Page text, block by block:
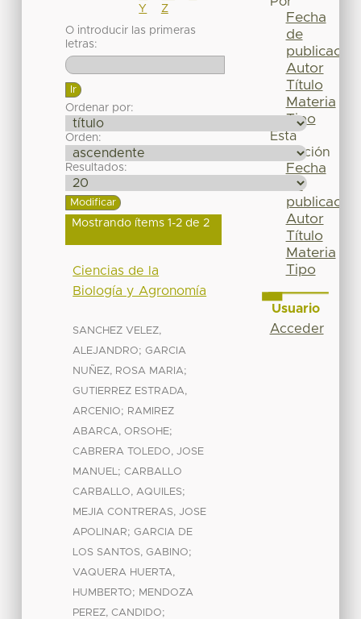
Y
Z
O introducir las primeras
letras:
Ordenar por:
Orden:
Resultados:
Mostrando ítems 1-2 de 2
Ciencias de la
Biología y Agronomía
SANCHEZ VELEZ,
ALEJANDRO;GARCIA
NUÑEZ, ROSA MARIA;
GUTIERREZ ESTRADA,
ARCENIO; RAMIREZ
ABARCA, ORSOHE;
CABRERA TOLEDO, JOSE
MANUEL ;CARBALLO
CARBALLO, AQUILES;
MEJIA CONTRERAS, JOSE
APOLINAR;GARCIA DE
LOS SANTOS, GABINO;
VAQUERA HUERTA,
HUMBERTO; MENDOZA
PEREZ, CANDIDO;
Fecha
de
publicación
Autor
Título
Materia
Tipo
Esta
colección
Fecha
de
publicación
Autor
Título
Materia
Tipo
Usuario
Acceder